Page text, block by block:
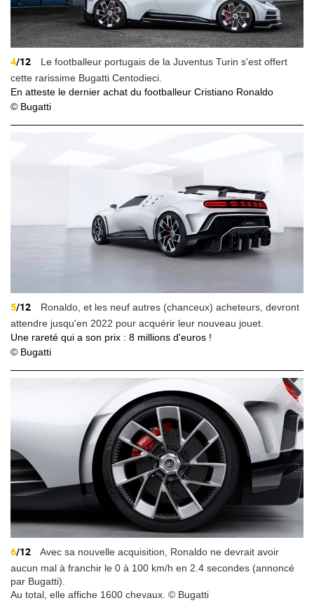
4/12
Le footballeur portugais de la Juventus Turin s'est offert
cette rarissime Bugatti Centodieci.
En atteste le dernier achat du footballeur Cristiano Ronaldo
© Bugatti
5/12
Ronaldo, et les neuf autres (chanceux) acheteurs, devront
attendre jusqu'en 2022 pour acquérir leur nouveau jouet.
Une rareté qui a son prix : 8 millions d'euros !
© Bugatti
6/12
Avec sa nouvelle acquisition, Ronaldo ne devrait avoir
aucun mal à franchir le 0 à 100 km/h en 2.4 secondes (annoncé
par Bugatti).
Au total, elle affiche 1600 chevaux. © Bugatti